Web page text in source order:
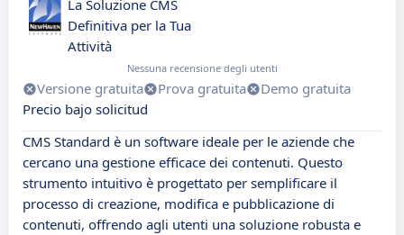
La Soluzione CMS
Definitiva per la Tua
Attività
Nessuna recensione degli utenti
Versione gratuita Prova gratuita
Demo gratuita
Precio bajo solicitud
CMS Standard è un software ideale per le aziende che
cercano una gestione efficace dei contenuti. Questo
strumento intuitivo è progettato per semplificare il
processo di creazione, modifica e pubblicazione di
contenuti, offrendo agli utenti una soluzione robusta e